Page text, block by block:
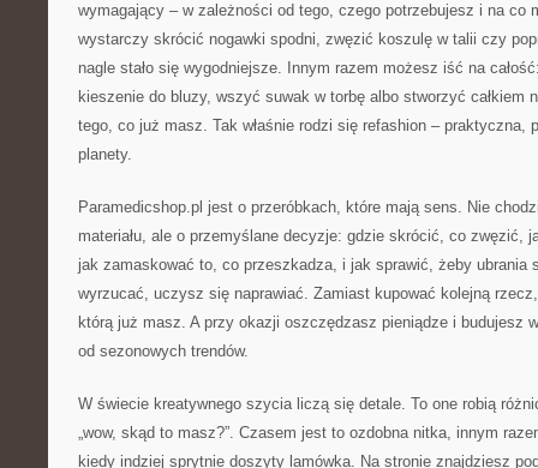
wymagający – w zależności od tego, czego potrzebujesz i na co
wystarczy skrócić nogawki spodni, zwęzić koszulę w talii czy
nagle stało się wygodniejsze. Innym razem możesz iść na
kieszenie do bluzy, wszyć suwak w torbę albo stworzyć całkiem
tego, co już masz. Tak właśnie rodzi się refashion – praktyczna,
planety.
Paramedicshop.pl jest o przeróbkach, które mają sens. Nie
materiału, ale o przemyślane decyzje: gdzie skrócić, co zwęzić,
jak zamaskować to, co przeszkadza, i jak sprawić, żeby ubrania
wyrzucać, uczysz się naprawiać. Zamiast kupować kolejną
którą już masz. A przy okazji oszczędzasz pieniądze i budujesz
od sezonowych trendów.
W świecie kreatywnego szycia liczą się detale. To one robią
„wow, skąd to masz?”. Czasem jest to ozdobna nitka, innym
kiedy indziej sprytnie doszyty lamówka. Na stronie znajdziesz